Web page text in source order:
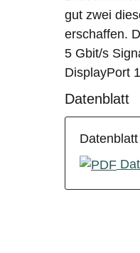
gut zwei
erschaffen.
5 Gbit/s
DisplayPort
Datenblatt